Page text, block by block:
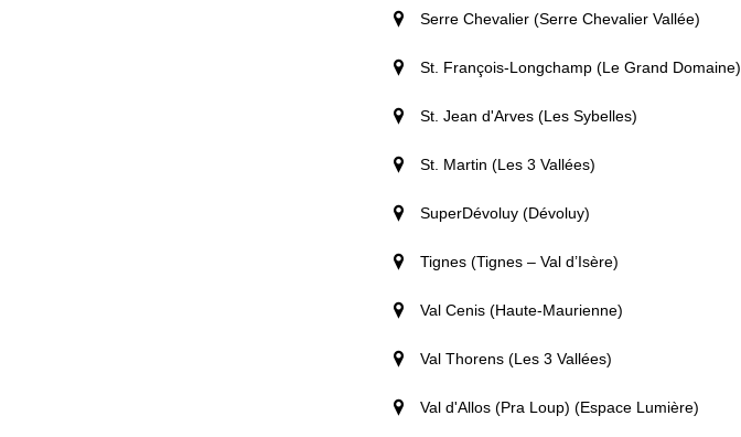
Serre Chevalier (Serre Chevalier Vallée)
St. François-Longchamp (Le Grand Domaine)
St. Jean d'Arves (Les Sybelles)
St. Martin (Les 3 Vallées)
SuperDévoluy (Dévoluy)
Tignes (Tignes – Val d’Isère)
Val Cenis (Haute-Maurienne)
Val Thorens (Les 3 Vallées)
Val d'Allos (Pra Loup) (Espace Lumière)